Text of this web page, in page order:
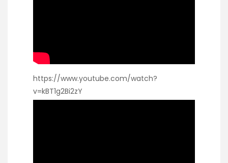
https://www.youtube.com/watch?
v=kBT1g2Bi2zY